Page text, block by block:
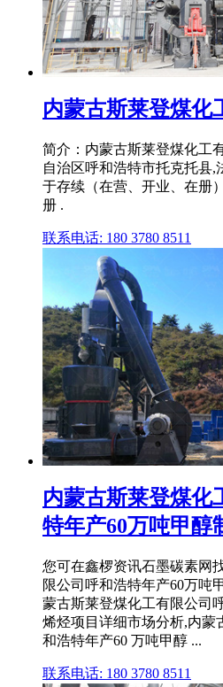
内蒙古斯莱登煤化
简介：内蒙古斯莱登煤化工
自治区呼和浩特市托克托县,
于存续（在营、开业、在册
册 .
联系电话: 180 3780 8511
内蒙古斯莱登煤化
特年产60万吨甲醇
您可在鑫椤资讯石墨碳素网
限公司呼和浩特年产60万吨
蒙古斯莱登煤化工有限公司
烯烃项目详细市场分析,内蒙
和浩特年产60 万吨甲醇 ...
联系电话: 180 3780 8511